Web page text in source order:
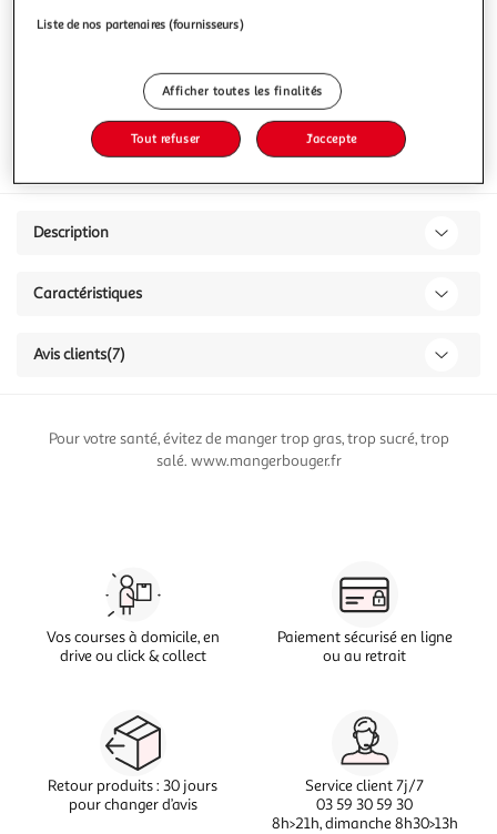
Afficher le prix
Description
Caractéristiques
Avis clients(7)
Pour votre santé, évitez de manger trop gras, trop sucré, trop
salé. www.mangerbouger.fr
Vos courses à domicile, en
drive ou click & collect
Paiement sécurisé en ligne
ou au retrait
Retour produits : 30 jours
pour changer d’avis
Service client 7j/7
03 59 30 59 30
8h>21h, dimanche 8h30>13h
Liste de nos partenaires (fournisseurs)
Afficher toutes les finalités
Tout refuser J'accepte